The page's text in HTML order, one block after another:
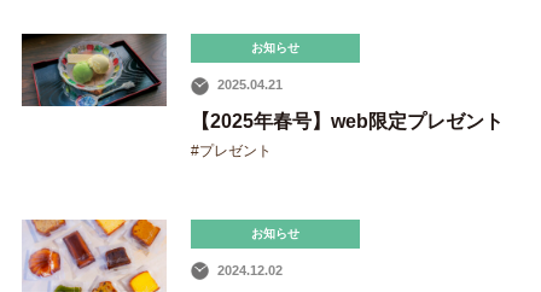
お知らせ
2025.04.21
【2025年春号】web限定プレゼント
#プレゼント
お知らせ
2024.12.02